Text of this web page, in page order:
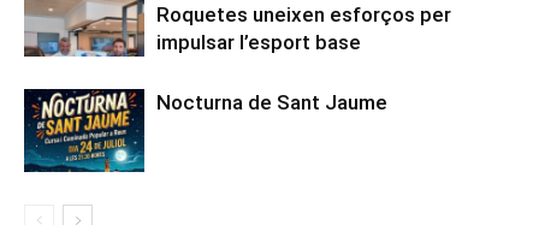
Roquetes uneixen esforços per
impulsar l’esport base
Nocturna de Sant Jaume